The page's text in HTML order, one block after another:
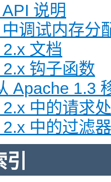
说明
调试内存分
文档
钩子函数
Apache 1.3
中的请求
中的过滤器